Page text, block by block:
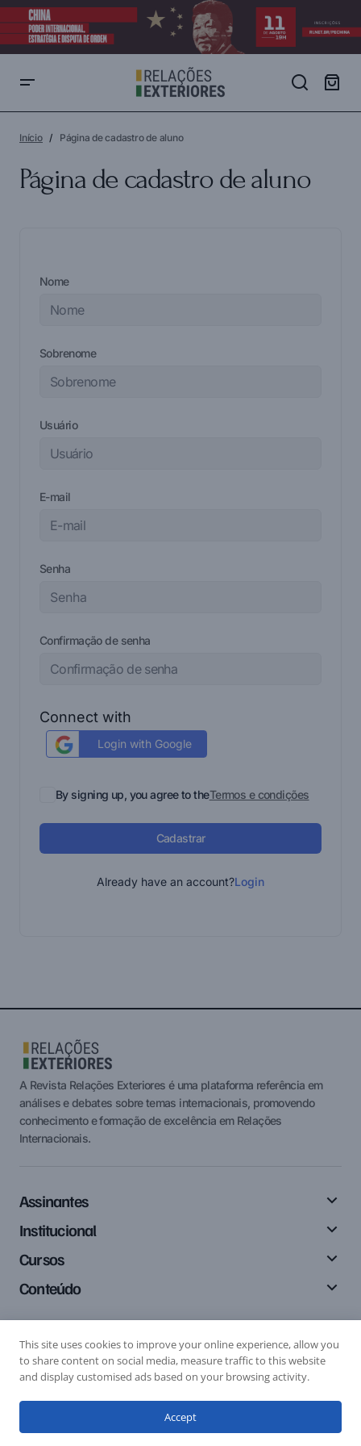
Início Página de cadastro de aluno
Página de cadastro de aluno
Nome
Sobrenome
Usuário
E-mail
Senha
Confirmação de senha
Connect with
Login with Google
By signing up, you agree to theTermos e condições
Cadastrar
Already have an account?Login
A Revista Relações Exteriores é uma plataforma referência em
análises e debates sobre temas internacionais, promovendo
conhecimento e formação de excelência em Relações
Internacionais.
Assinantes
Institucional
Cursos
Conteúdo
Siga-nos
Submissão de Resenha
© 2024 Relações Exteriores. All Rights Reserved.
This site uses cookies to improve your online experience, allow you
to share content on social media, measure traffic to this website
and display customised ads based on your browsing activity.
Accept